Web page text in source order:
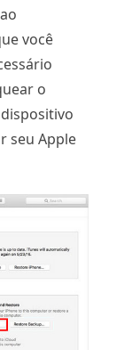
você
o
seu Apple